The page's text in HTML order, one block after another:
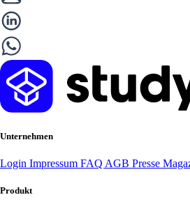
Unternehmen
Login Impressum FAQ AGB Presse
Produkt